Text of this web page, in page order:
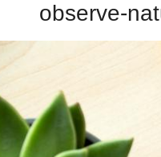
observe-